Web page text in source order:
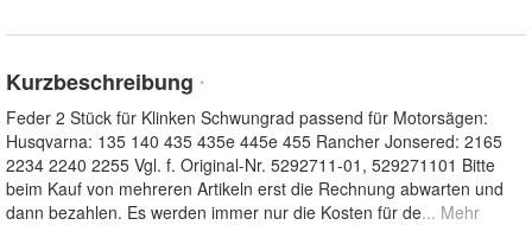
Kurzbeschreibung *
Feder 2 Stück für Klinken Schwungrad passend für Motorsägen:
Husqvarna: 135 140 435 435e 445e 455 Rancher Jonsered: 2165
2234 2240 2255 Vgl. f. Original-Nr. 5292711-01, 529271101 Bitte
beim Kauf von mehreren Artikeln erst die Rechnung abwarten und
dann bezahlen. Es werden immer nur die Kosten für de... Mehr